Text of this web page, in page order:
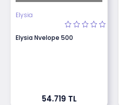
Elysia
Elysia Nvelope 500
54.719 TL